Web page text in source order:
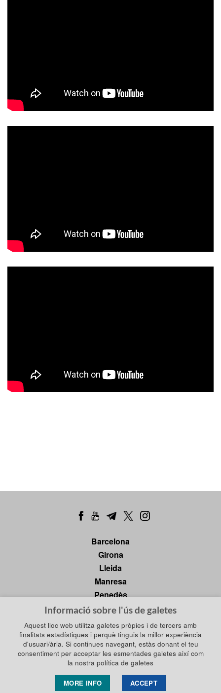
Barcelona
Girona
Lleida
Manresa
Penedès
Tarragona
Tortosa
Política de privadesa
Política de galetes
Avís legal
Informació sobre l'ús de galetes
Aquest lloc web utilitza galetes pròpies i de tercers amb
finalitats estadístiques i perquè tinguis la millor experiència
d'usuari/ària. Si continues navegant, estàs donant el teu
consentiment per acceptar les esmentades galetes així com
la nostra política de galetes
MORE INFO ACCEPT